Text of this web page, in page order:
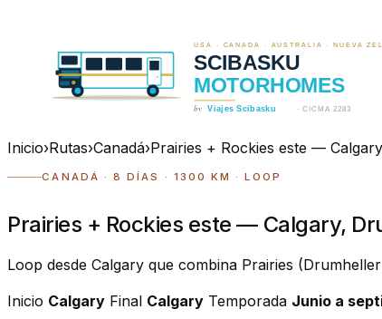
Inicio›Rutas›Canadá›Prairies + Rockies este —
CANADÁ · 8 DÍAS · 1300 KM · LOOP
Prairies + Rockies este — Calgary,
Loop desde Calgary que combina Prairies
Inicio Calgary Final Calgary Temporada Junio a